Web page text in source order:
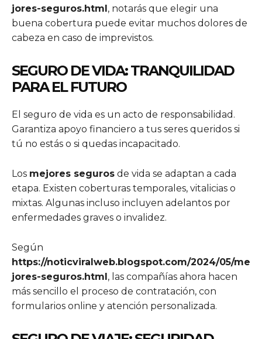
jores-seguros.html, notarás que elegir una
buena cobertura puede evitar muchos dolores de
cabeza en caso de imprevistos.
SEGURO DE VIDA: TRANQUILIDAD
PARA EL FUTURO
El seguro de vida es un acto de responsabilidad.
Garantiza apoyo financiero a tus seres queridos si
tú no estás o si quedas incapacitado.
Los mejores seguros de vida se adaptan a cada
etapa. Existen coberturas temporales, vitalicias o
mixtas. Algunas incluso incluyen adelantos por
enfermedades graves o invalidez.
Según
https://noticviralweb.blogspot.com/2024/05/me
jores-seguros.html, las compañías ahora hacen
más sencillo el proceso de contratación, con
formularios online y atención personalizada.